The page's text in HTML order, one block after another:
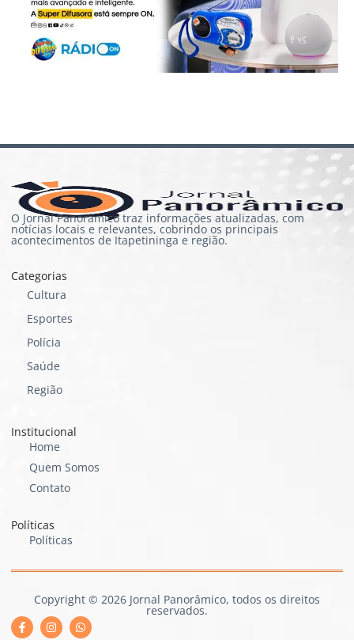
O Jornal Panorâmico traz informações atualizadas, com
notícias locais e relevantes, cobrindo os principais
acontecimentos de Itapetininga e região.
Categorias
Cultura
Esportes
Polícia
Saúde
Região
Institucional
Home
Quem Somos
Contato
Políticas
Políticas
Copyright © 2026 Jornal Panorâmico, todos os direitos
reservados.